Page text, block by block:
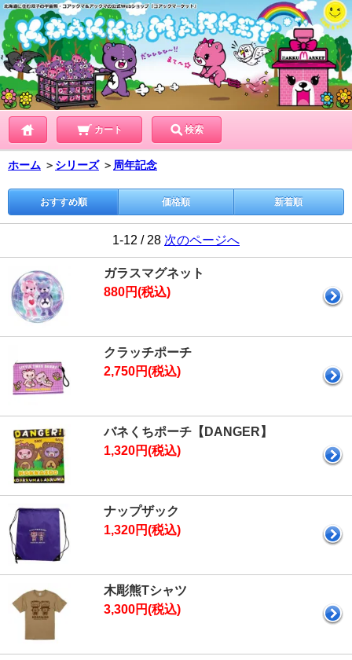
カート 検索
ホーム ＞ シリーズ ＞ 周年記念
おすすめ順 価格順 新着順
1-12 / 28 次のページへ
ガラスマグネット
880円(税込)
クラッチポーチ
2,750円(税込)
バネくちポーチ【DANGER】
1,320円(税込)
ナップザック
1,320円(税込)
木彫熊Tシャツ
3,300円(税込)